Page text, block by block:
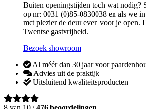
Buiten openingstijden toch wat nodig?
op nr: 0031 (0)85-0830038 en als we
met plezier de deur even voor je open.
Twentse gastvrijheid.
Bezoek showroom
Al méér dan 30 jaar voor
Advies uit de praktijk
Uitsluitend kwaliteitsproducten
8 van 10 /476 beoordelingen